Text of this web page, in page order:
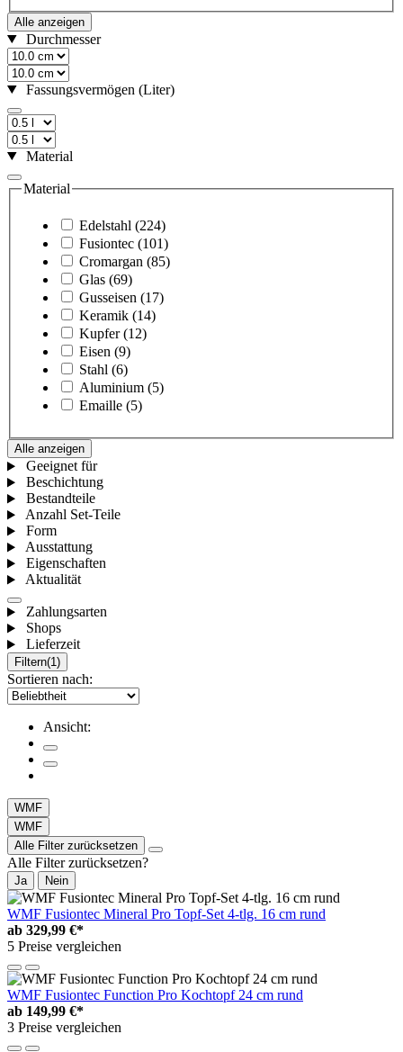
Alle anzeigen
Durchmesser
Fassungsvermögen (Liter)
Material
Material
Edelstahl (224)
Fusiontec (101)
Cromargan (85)
Glas (69)
Gusseisen (17)
Keramik (14)
Kupfer (12)
Eisen (9)
Stahl (6)
Aluminium (5)
Emaille (5)
Alle anzeigen
Geeignet für
Beschichtung
Bestandteile
Anzahl Set-Teile
Form
Ausstattung
Eigenschaften
Aktualität
Zahlungsarten
Shops
Lieferzeit
Filtern(1)
Sortieren nach:
Ansicht:
WMF
WMF
Alle Filter zurücksetzen
Alle Filter zurücksetzen?
Ja Nein
WMF Fusiontec Mineral Pro Topf-Set 4-tlg. 16 cm rund
ab 329,99 €*
5 Preise vergleichen
WMF Fusiontec Function Pro Kochtopf 24 cm rund
ab 149,99 €*
3 Preise vergleichen